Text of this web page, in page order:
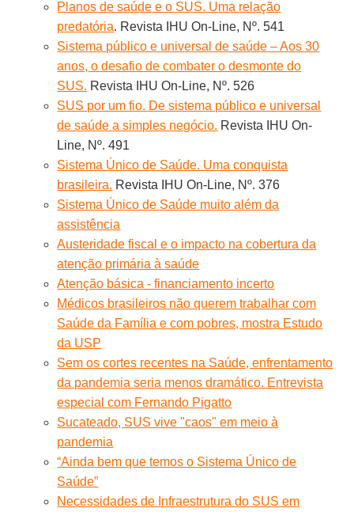
Planos de saúde e o SUS. Uma relação
predatória. Revista IHU On-Line, Nº. 541
Sistema público e universal de saúde – Aos 30
anos, o desafio de combater o desmonte do
SUS. Revista IHU On-Line, Nº. 526
SUS por um fio. De sistema público e universal
de saúde a simples negócio. Revista IHU On-
Line, Nº. 491
Sistema Único de Saúde. Uma conquista
brasileira. Revista IHU On-Line, Nº. 376
Sistema Único de Saúde muito além da
assistência
Austeridade fiscal e o impacto na cobertura da
atenção primária à saúde
Atenção básica - financiamento incerto
Médicos brasileiros não querem trabalhar com
Saúde da Família e com pobres, mostra Estudo
da USP
Sem os cortes recentes na Saúde, enfrentamento
da pandemia seria menos dramático. Entrevista
especial com Fernando Pigatto
Sucateado, SUS vive "caos" em meio à
pandemia
“Ainda bem que temos o Sistema Único de
Saúde”
Necessidades de Infraestrutura do SUS em